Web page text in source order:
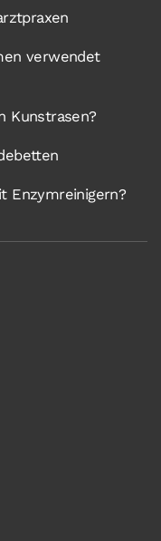
verwendet
Kunstrasen?
Enzymreinigern?